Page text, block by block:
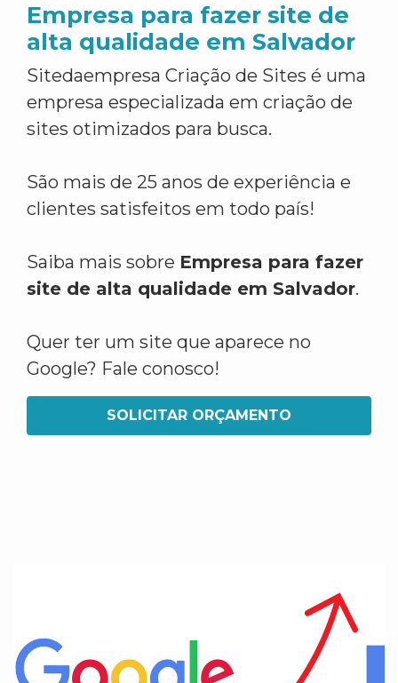
Empresa para fazer site de
alta qualidade em Salvador
Sitedaempresa Criação de Sites é uma
empresa especializada em criação de
sites otimizados para busca.
São mais de 25 anos de experiência e
clientes satisfeitos em todo país!
Saiba mais sobre Empresa para fazer
site de alta qualidade em Salvador.
Quer ter um site que aparece no
Google? Fale conosco!
SOLICITAR ORÇAMENTO